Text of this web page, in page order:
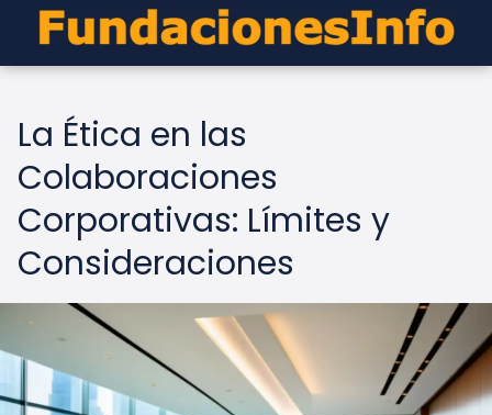
La Ética en las
Colaboraciones
Corporativas: Límites y
Consideraciones